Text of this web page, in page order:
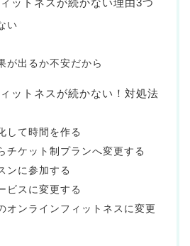
い
が出るか不安だから
ットネスが続かない！対処法
して時間を作る
チケット制プランへ変更する
ンに参加する
ビスに変更する
オンラインフィットネスに変更